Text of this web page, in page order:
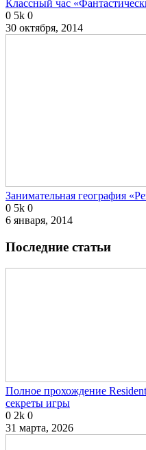
Классный час
0 5k 0
30 октября, 2014
Занимательная география
0 5k 0
6 января, 2014
Последние статьи
Полное прохождение
секреты игры
0 2k 0
31 марта, 2026